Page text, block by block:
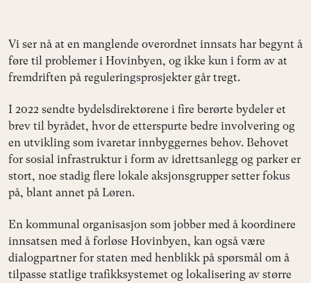
Vi ser nå at en manglende overordnet innsats har begynt å
føre til problemer i Hovinbyen, og ikke kun i form av at
fremdriften på reguleringsprosjekter går tregt.
I 2022 sendte bydelsdirektørene i fire berørte bydeler et
brev til byrådet, hvor de etterspurte bedre involvering og
en utvikling som ivaretar innbyggernes behov. Behovet
for sosial infrastruktur i form av idrettsanlegg og parker er
stort, noe stadig flere lokale aksjonsgrupper setter fokus
på, blant annet på Løren.
En kommunal organisasjon som jobber med å koordinere
innsatsen med å forløse Hovinbyen, kan også være
dialogpartner for staten med henblikk på spørsmål om å
tilpasse statlige trafikksystemet og lokalisering av større